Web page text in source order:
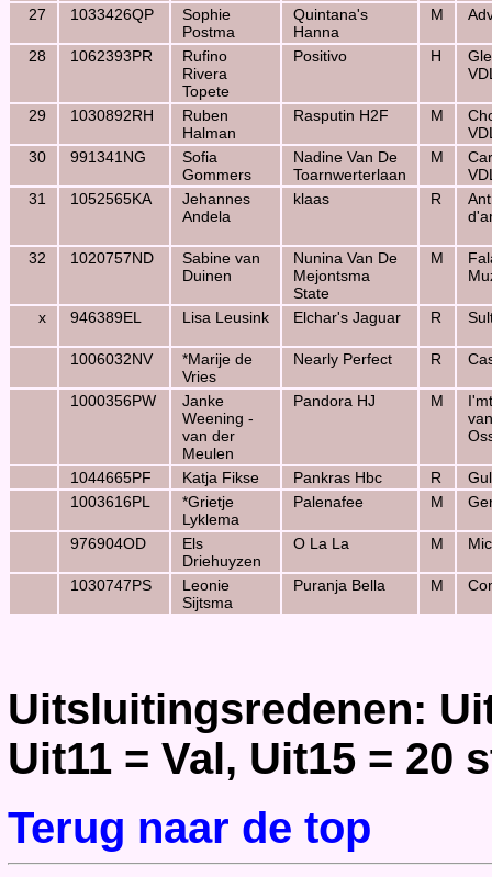
27
1033426QP
Sophie
Postma
Quintana's
Hanna
M
28 1062393PR
Rufino
Rivera
Topete
Positivo H
29 1030892RH
Ruben
Halman
Rasputin H2F M
30
991341NG
Sofia
Gommers
Nadine Van De
Toarnwerterlaan
M
31
1052565KA
Jehannes
Andela
klaas R
32 1020757ND
Sabine van
Duinen
Nunina Van De
Mejontsma
State
M
x 946389EL Lisa Leusink Elchar's Jaguar R
1006032NV
*Marije de
Vries
Nearly Perfect R
1000356PW
Janke
Weening -
van der
Meulen
Pandora HJ M
1044665PF Katja Fikse Pankras Hbc R
1003616PL
*Grietje
Lyklema
Palenafee M
976904OD
Els
Driehuyzen
O La La M
1030747PS
Leonie
Sijtsma
Puranja Bella M
Uitsluitingsredenen:
Uit11 = Val, Uit15 = 20
Terug naar de top